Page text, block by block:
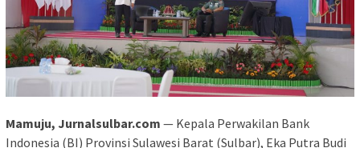
Mamuju, Jurnalsulbar.com — Kepala Perwakilan Bank
Indonesia (BI) Provinsi Sulawesi Barat (Sulbar), Eka Putra Budi